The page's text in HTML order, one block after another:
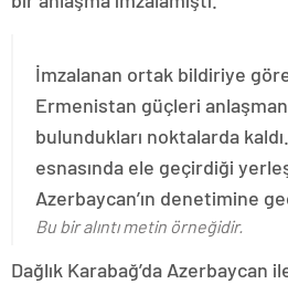
İmzalanan ortak bildiriye
Ermenistan güçleri
bulundukları noktalarda
esnasında ele geçirdiği
Azerbaycan’ın denetimine
Bu bir alıntı metin örneğidir.
Dağlık Karabağ’da Azerbaycan